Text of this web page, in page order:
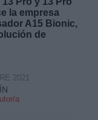
la empresa
A15 Bionic,
de
a
2021